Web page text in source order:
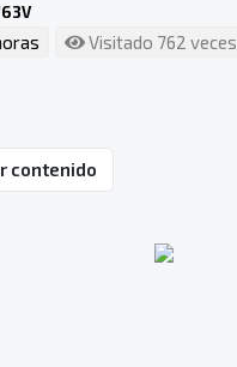
Visitado 762 veces
contenido